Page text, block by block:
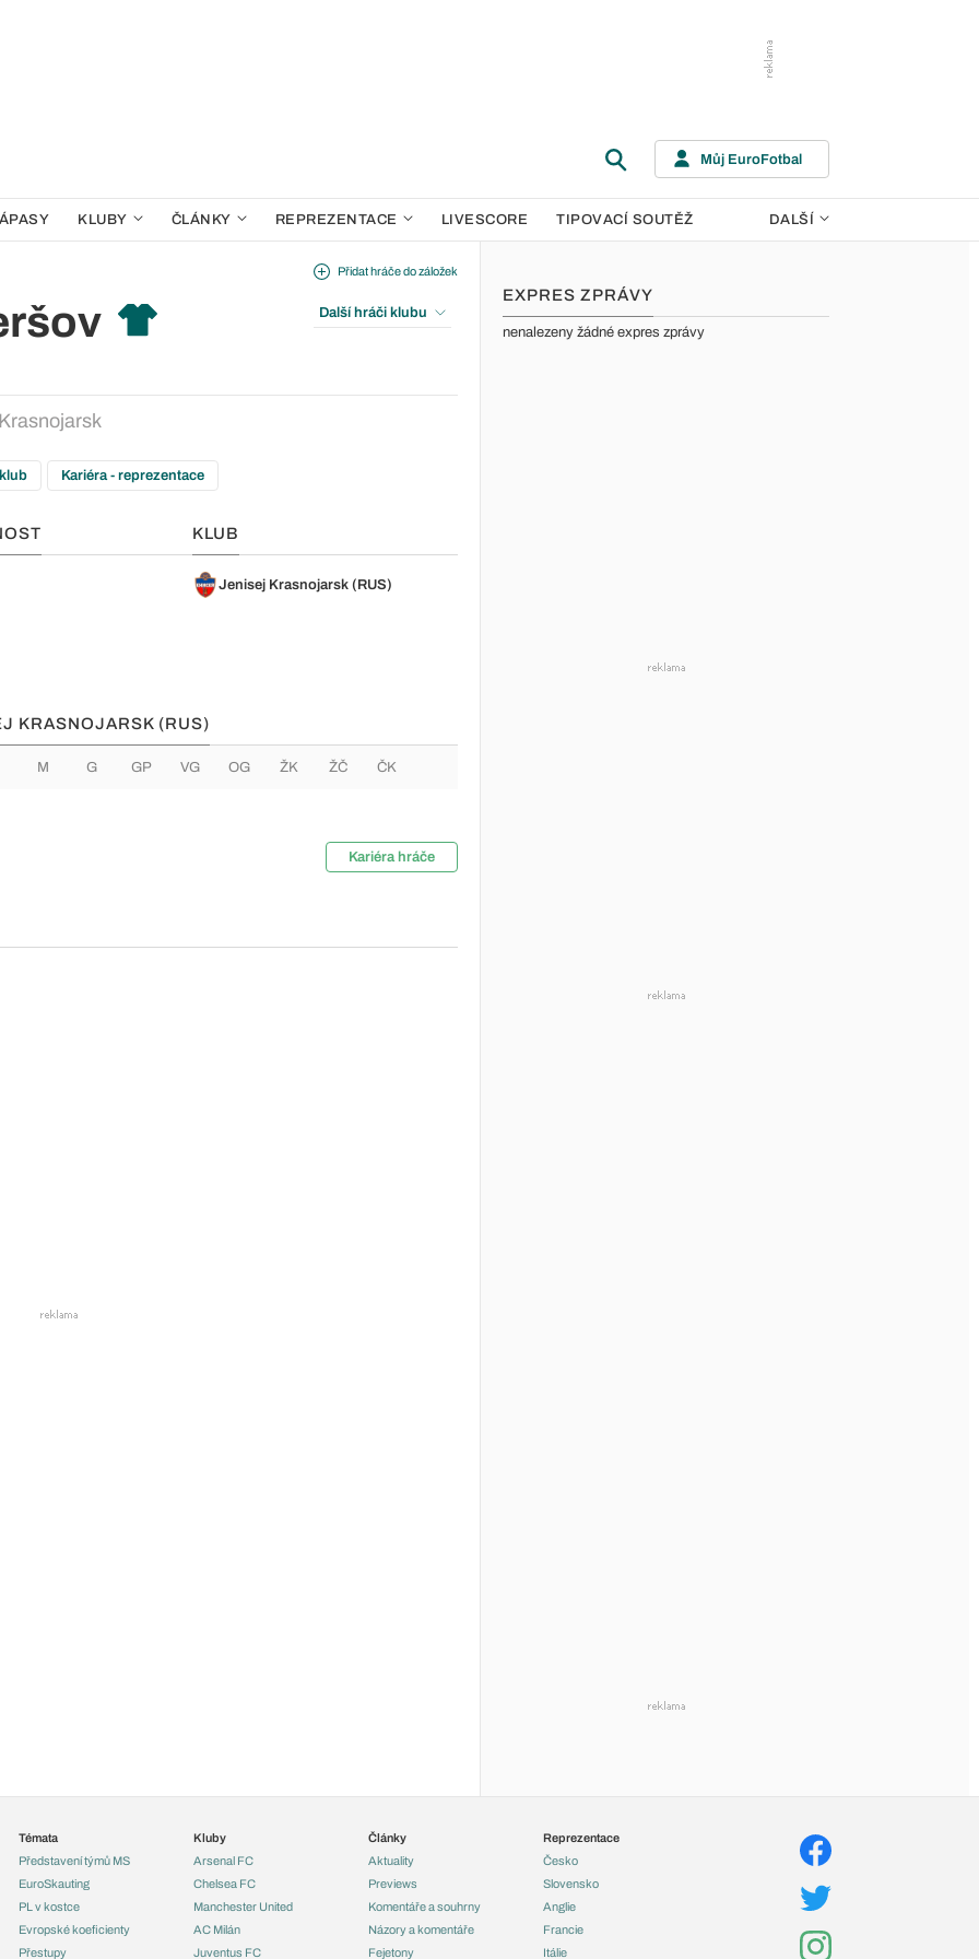
Můj EuroFotbal
KLUBY ČLÁNKY REPREZENTACE LIVESCORE TIPOVACÍ SOUTĚŽ DALŠÍ
Přidat hráče do záložek
Další hráči klubu
Kariéra - reprezentace
KLUB
Jenisej Krasnojarsk (RUS)
KRASNOJARSK (RUS)
M G GP VG OG ŽK ŽČ ČK
Kariéra hráče
EXPRES ZPRÁVY
nenalezeny žádné expres zprávy
Témata
Představení týmů MS
EuroSkauting
PL v kostce
Evropské koeficienty
Přestupy
Kluby
Arsenal FC
Chelsea FC
Manchester United
AC Milán
Juventus FC
Články
Aktuality
Previews
Komentáře a souhrny
Názory a komentáře
Fejetony
Reprezentace
Česko
Slovensko
Anglie
Francie
Itálie